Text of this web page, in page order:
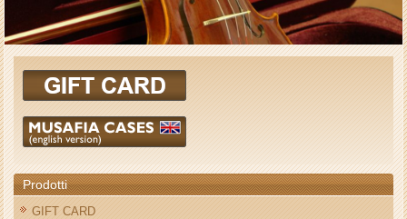
Prodotti
GIFT CARD